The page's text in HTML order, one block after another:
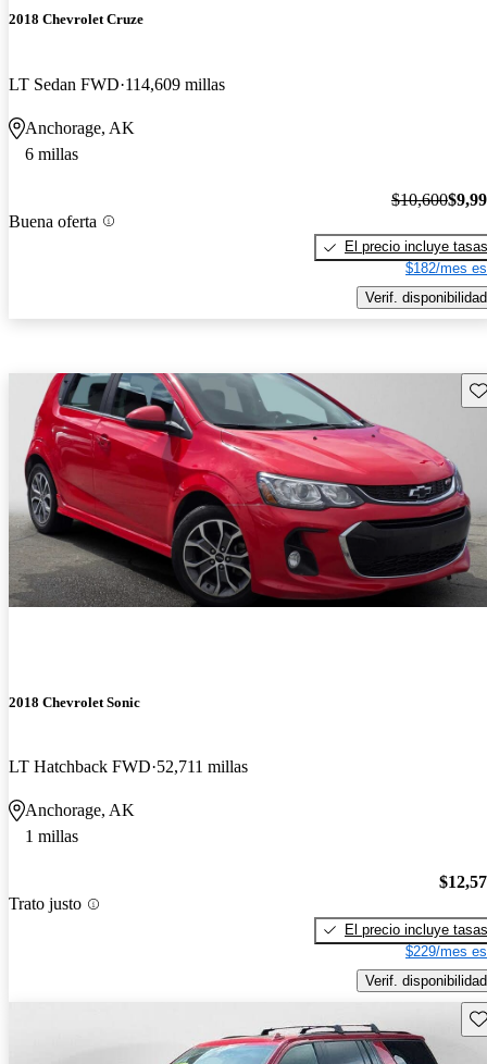
2018 Chevrolet Cruze
LT Sedan FWD 114,609 millas
Anchorage, AK
6 millas
Buena oferta
$10,600
El precio incluye tasas
$182/mes
Verif. disponibilidad
2018 Chevrolet Sonic
LT Hatchback FWD 52,711 millas
Anchorage, AK
1 millas
Trato justo
El precio incluye tasas
$229/mes
Verif. disponibilidad